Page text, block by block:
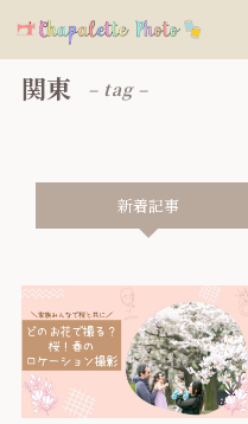
関東 – tag –
新着記事